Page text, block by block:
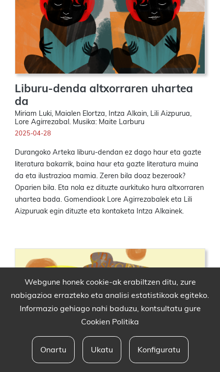
Liburu-denda altxorraren uhartea
da
Miriam Luki, Maialen Elortza, Intza Alkain, Lili Aizpurua,
Lore Agirrezabal. Musika: Maite Larburu
2025-04-28
Durangoko Arteka liburu-dendan ez dago haur eta gazte
literatura bakarrik, baina haur eta gazte literatura muina
da eta ilustrazioa mamia. Zeren bila doaz bezeroak?
Oparien bila. Eta nola ez dituzte aurkituko hura altxorraren
uhartea bada. Gomendioak Lore Agirrezabalek eta Lili
Aizpuruak egin dituzte eta kontaketa Intza Alkainek.
Webgune honek cookie-ak erabiltzen ditu, zure
nabigazioa errazteko eta analisi estatistikoak egiteko.
Informazio gehiago nahi baduzu, kontsultatu gure
Cookien Politika
Onartu Ukatu Konfiguratu